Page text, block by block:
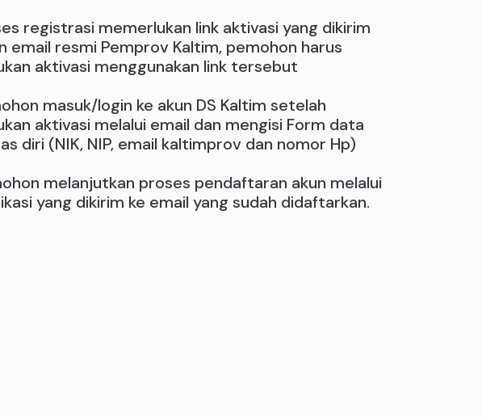
registrasi memerlukan link aktivasi yang dikirim
email resmi Pemprov Kaltim, pemohon harus
aktivasi menggunakan link tersebut
masuk/login ke akun DS Kaltim setelah
aktivasi melalui email dan mengisi Form data
diri (NIK, NIP, email kaltimprov dan nomor Hp)
melanjutkan proses pendaftaran akun melalui
yang dikirim ke email yang sudah didaftarkan.